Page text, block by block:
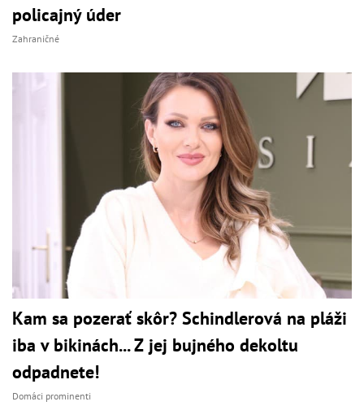
policajný úder
Zahraničné
Kam sa pozerať skôr? Schindlerová na pláži
iba v bikinách... Z jej bujného dekoltu
odpadnete!
Domáci prominenti